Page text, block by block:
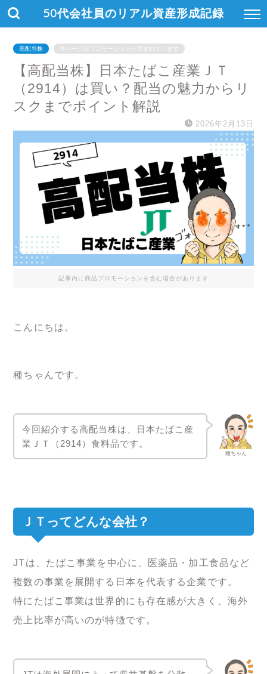
50代会社員のリアル資産形成記録
高配当株 本ページはプロモーションが含まれています
【高配当株】日本たばこ産業ＪＴ
（2914）は買い？配当の魅力からリ
スクまでポイント解説
2026年2月13日
記事内に商品プロモーションを含む場合があります
こんにちは。
種ちゃんです。
種ちゃん
今回紹介する高配当株は、日本たばこ産
業ＪＴ（2914）食料品です。
ＪＴってどんな会社？
JTは、たばこ事業を中心に、医薬品・加工食品など
複数の事業を展開する日本を代表する企業です。
特にたばこ事業は世界的にも存在感が大きく、海外
売上比率が高いのが特徴です。